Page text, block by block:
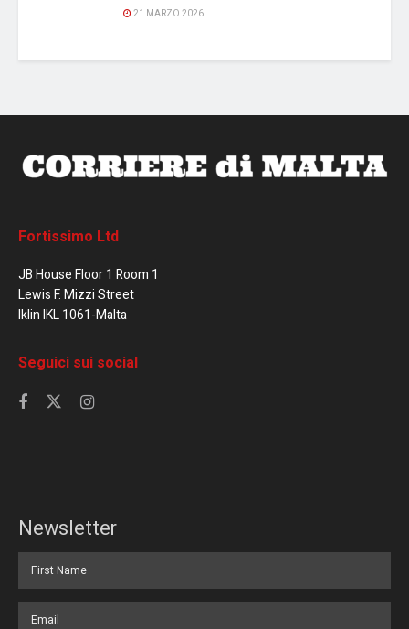
21 MARZO 2026
Fortissimo Ltd
JB House Floor 1 Room 1
Lewis F. Mizzi Street
Iklin IKL 1061-Malta
Seguici sui social
Newsletter